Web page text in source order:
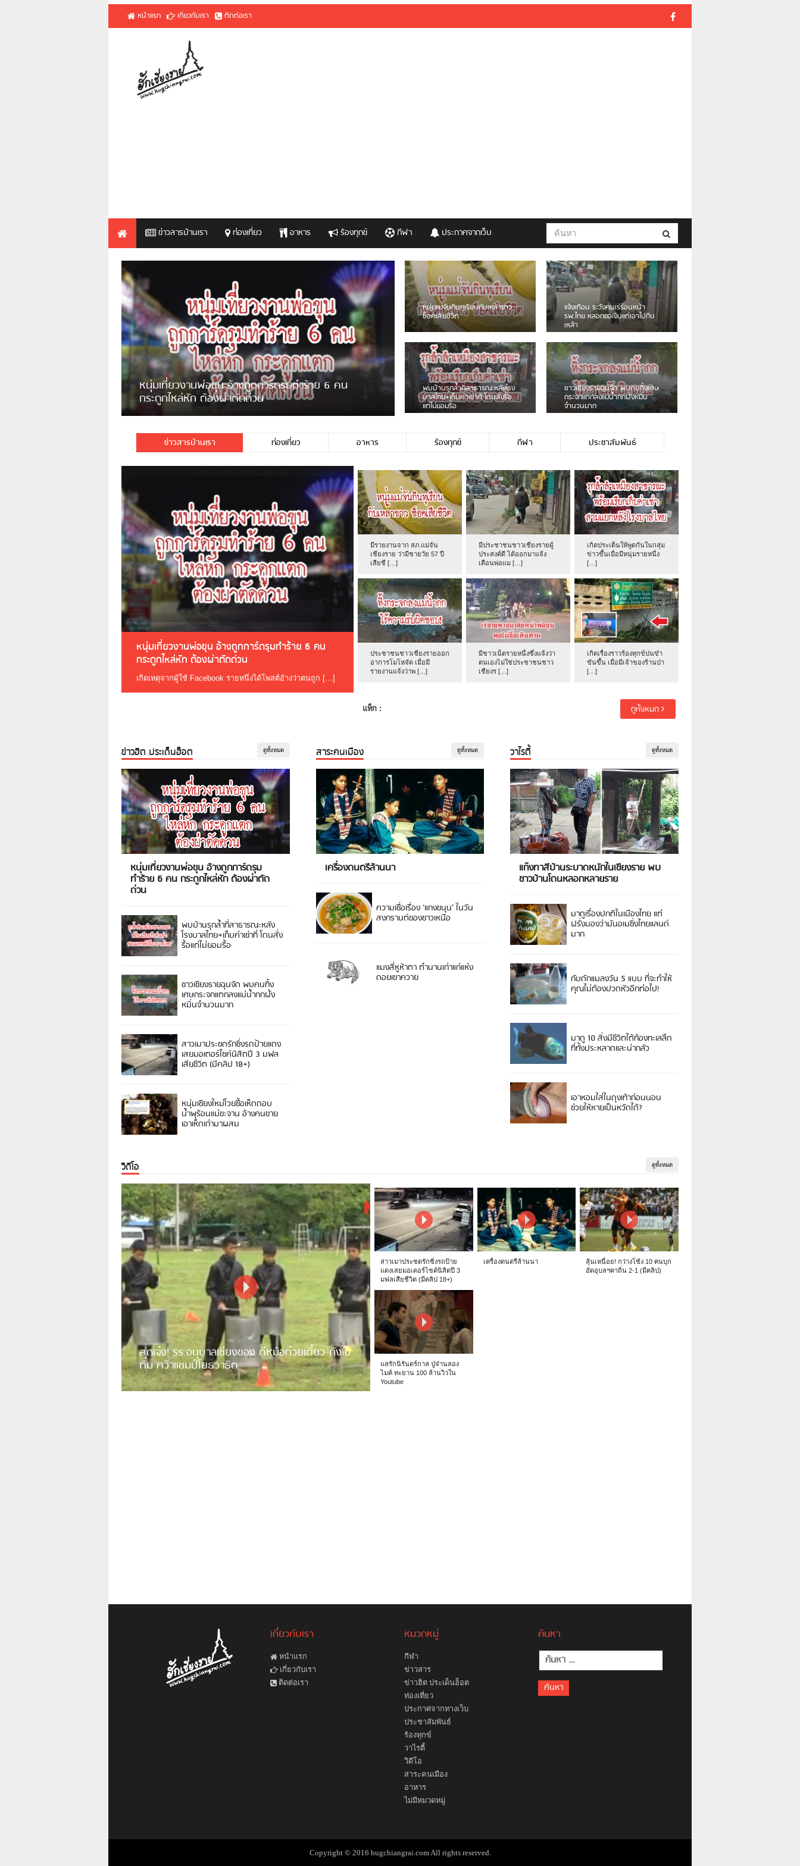
หน้าแรก เกี่ยวกับเรา ติดต่อเรา
ข่าวสารบ้านเรา ท่องเที่ยว อาหาร ร้องทุกข์ กีฬา ประกาศจากเว็บ
ชาวเน็ตสวดยับ! พบพม่าเร่ขายพวงมาลัยหน้าพ่อขุนฯ
พอไม่ซื้อเดินตาม
มีชาวเน็ตรายหนึ่งซึ่งแจ้งว่าตนเองไม่ใช่ประชาชนชาวเชียงร […]
ชาวเน็ตฮา! รถเครื่องแม่สายชน
ป้ายร้านโลงศพแล้วหนี พบเสาหัก
เบรคหัก หวิดได้ใช้บริการ
เดือนร้อน! ชาวเชียงรายบ่นรถ
Isuzu สีขาวซิ่งบายพาสเสียงดัง
สร้างความรำคาญ
หนุ่มเจียงฮายจ่ม พบถังน้ำดื่มตก
กลางถนน รถเครื่องหลบไม่ทันล้ม
บาดเจ็บ
ชาวผาลั้ง โวย ไร้หน่วยงานดูแล
ดินสไลด์ ต้องจัดการกันเอง
ข่าวสารบ้านเรา ท่องเที่ยว อาหาร ร้องทุกข์ กีฬา ประชาสัมพันธ์
หนุ่มเที่ยวงานพ่อขุน อ้างถูกการ์ดรุมทำร้าย 6 คน
กระดูกไหล่หัก ต้องผ่าตัดด่วน
เกิดเหตุจากผู้ใช้ Facebook รายหนึ่งได้โพสต์อ้างว่าตนถูก […]
มีรายงานจาก สภ.แม่จัน
เชียงราย ว่ามีชายวัย 57 ปี
เสียชี […]
มีประชาชนชาวเชียงรายผู้
ประสงค์ดี ได้ออกมาแจ้ง
เตือนพ่อแม […]
เกิดประเด็นให้พูดกันในกลุ่ม
ข่าวขึ้นเมื่อมีหนุ่มรายหนึ่ง
[…]
ประชาชนชาวเชียงรายออก
อาการโมโหจัด เมื่อมี
รายงานแจ้งว่าพ […]
มีชาวเน็ตรายหนึ่งซึ่งแจ้งว่า
ตนเองไม่ใช่ประชาชนชาว
เชียงร […]
เกิดเรื่องราวร้องทุกข์ปนขำ
ขันขึ้น เมื่อมีเจ้าของร้านป่า
[…]
แท็ก : ดูทั้งหมด
ข่าวฮิต ประเด็นฮ็อต ดูทั้งหมด
หนุ่มเที่ยวงานพ่อขุน อ้างถูกการ์ดรุม
ทำร้าย 6 คน กระดูกไหล่หัก ต้องผ่าตัด
ด่วน
พบบ้านรุกล้ำที่สาธารณะหลัง
โรงบาลไทย+เก็บค่าเช่าที่ โดนสั่ง
รื้อแต่ไม่ยอมรื้อ
ชาวเชียงรายฉุนจัด พบคนทิ้ง
เศษกระจกแตกลงแม่น้ำกกฝั่ง
หมิ่นจำนวนมาก
สาวเมาประชดรักซิ่งรถป้ายแดง
เสยมอเตอร์ไซค์นิสิตปี 3 มฟล
เสียชีวิต (มีคลิป 18+)
หนุ่มเชียงใหม่โวยซื้อเห็ดถอบ
น้ำพุร้อนแม่ขะจาน อ้างคนขาย
เอาเห็ดเก่ามาผสม
สาระคนเมือง ดูทั้งหมด
เครื่องดนตรีล้านนา
ความเชื่อเรื่อง ‘แกงขนุน’ ในวัน
สงกรานต์ของชาวเหนือ
แมงสี่หูห้าตา ตำนานเก่าแก่แห่ง
ดอยเขาควาย
วาไรตี้ ดูทั้งหมด
แก๊งทาสีบ้านระบาดหนักในเชียงราย พบ
ชาวบ้านโดนหลอกหลายราย
มาดูเรื่องปกติในเมืองไทย แต่
ฝรั่งมองว่ามันอเมซิ่งไทยแลนด์
มาก
กับดักแมลงวัน 5 แบบ ที่จะทำให้
คุณไม่ต้องปวดหัวอีกต่อไป!
มาดู 10 สิ่งมีชีวิตใต้ท้องทะเลลึก
ที่ทั้งประหลาดและน่ากลัว
เอาหอมใส่ในถุงเท้าก่อนนอน
ช่วยให้หายเป็นหวัดได้?
วิดีโอ ดูทั้งหมด
สุดเจ๋ง! รร.อนุบาลเชียงของ ตีหม้อก๋วยเตี๋ยว-ถังไอ
ติม คว้าแชมป์โยธวาธิต
สาวเมาประชดรักซิ่งรถป้าย
แดงเสยมอเตอร์ไซค์นิสิตปี 3
มฟลเสียชีวิต (มีคลิป 18+)
เครื่องดนตรีล้านนา
ลุ้นเหนื่อย! กว่างโซ้ง 10 คนบุก
อัดอุบลฯคาถิ่น 2-1 (มีคลิป)
แลรักนิรันดร์กาล ปู่จ๋านลอง
ไมค์ ทะยาน 100 ล้านวิวใน
Youtube
เกี่ยวกับเรา
หน้าแรก
เกี่ยวกับเรา
ติดต่อเรา
หมวดหมู่
กีฬา
ข่าวสาร
ข่าวฮิต ประเด็นฮ็อต
ท่องเที่ยว
ประกาศจากทางเว็บ
ประชาสัมพันธ์
ร้องทุกข์
วาไรตี้
วิดีโอ
สาระคนเมือง
อาหาร
ไม่มีหมวดหมู่
ค้นหา
ค้นหา
สำหรับ:
Copyright © 2016 hugchiangrai.com All rights reserved.